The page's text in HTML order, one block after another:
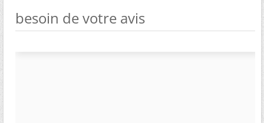
besoin de votre avis